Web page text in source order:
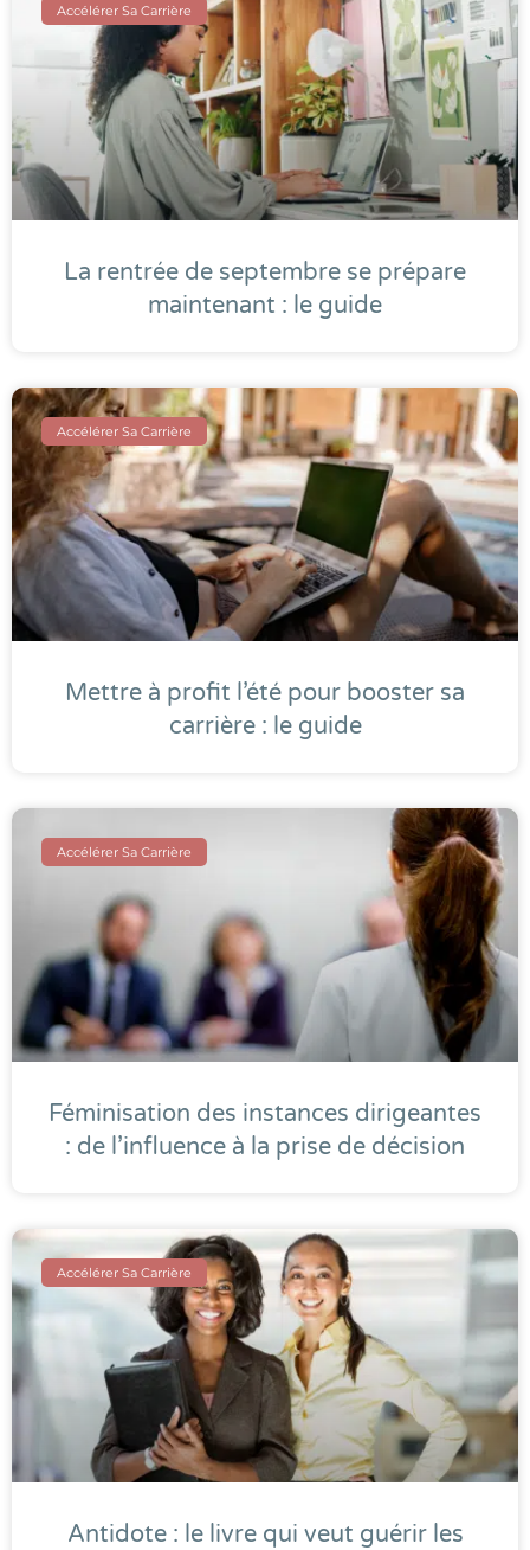
Accélérer Sa Carrière
La rentrée de septembre se prépare
maintenant : le guide
Accélérer Sa Carrière
Mettre à profit l’été pour booster sa
carrière : le guide
Accélérer Sa Carrière
Féminisation des instances dirigeantes
: de l’influence à la prise de décision
Accélérer Sa Carrière
Antidote : le livre qui veut guérir les